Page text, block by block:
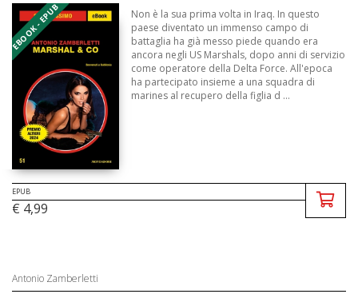
EBOOK - EPUB
Non è la sua prima volta in Iraq. In questo
paese diventato un immenso campo di
battaglia ha già messo piede quando era
ancora negli US Marshals, dopo anni di servizio
come operatore della Delta Force. All'epoca
ha partecipato insieme a una squadra di
marines al recupero della figlia d ...
EPUB
€ 4,99
Antonio Zamberletti